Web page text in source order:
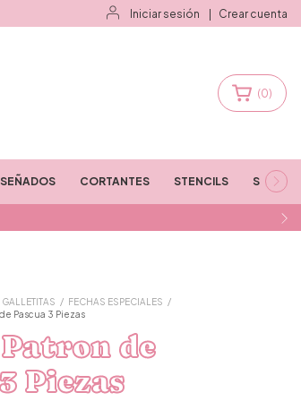
Iniciar sesión Crear cuenta
(0)
CORTANTES STENCILS STAMPS
/ FECHAS ESPECIALES /
Pascua 3 Piezas
de
Piezas